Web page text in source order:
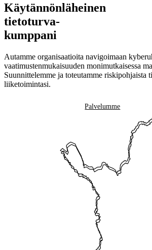
Käytännönläheinen
tietoturva-
kumppani
Autamme organisaatioita navigoimaan
vaatimustenmukaisuuden monimutkaisessa
Suunnittelemme ja toteutamme riskipohjaista
liiketoimintasi.
Palvelumme